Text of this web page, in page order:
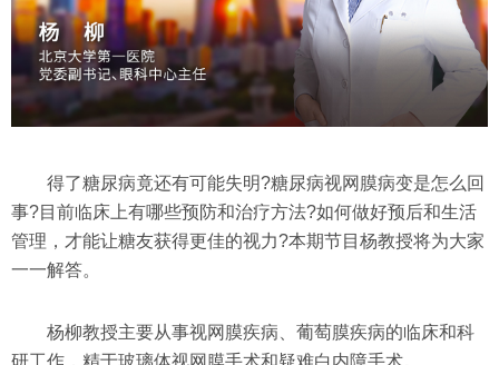
得了糖尿病竟还有可能失明?糖尿病视网膜病变是怎么回
事?目前临床上有哪些预防和治疗方法?如何做好预后和生活
管理，才能让糖友获得更佳的视力?本期节目杨教授将为大家
一一解答。
杨柳教授主要从事视网膜疾病、葡萄膜疾病的临床和科
研工作，精于玻璃体视网膜手术和疑难白内障手术。